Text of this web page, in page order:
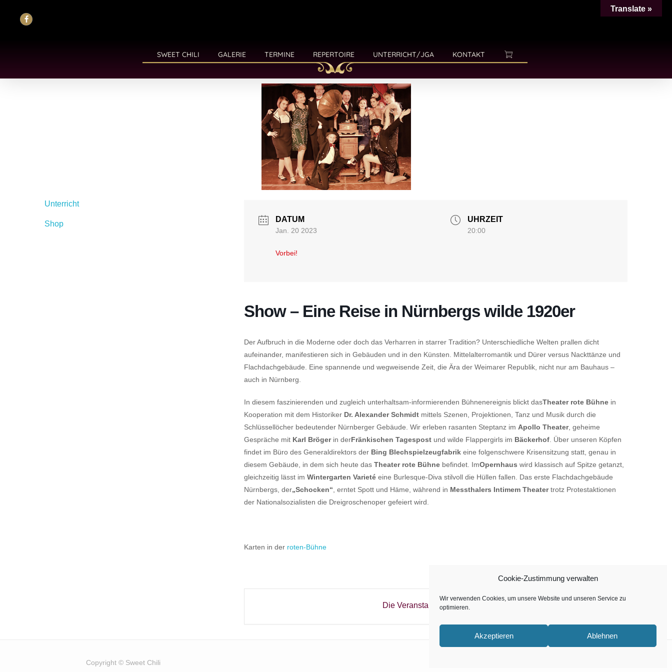
Cookie-Zustimmung verwalten
Wir verwenden Cookies, um unsere Website und unseren Service zu
optimieren.
Akzeptieren Ablehnen
SWEET CHILI GALERIE TERMINE REPERTOIRE UNTERRICHT/JGA KONTAKT
Unterricht
Shop
DATUM
Jan. 20 2023
Vorbei!
UHRZEIT
20:00
Show – Eine Reise in Nürnbergs wilde 1920er
Der Aufbruch in die Moderne oder doch das Verharren in starrer Tradition? Unterschiedliche Welten prallen dicht
aufeinander, manifestieren sich in Gebäuden und in den Künsten. Mittelalterromantik und Dürer versus Nackt­tänze und
Flachdachgebäude. Eine spannende und wegweisende Zeit, die Ära der Weimarer Republik, nicht nur am Bauhaus –
auch in Nürnberg.
In diesem faszinierenden und zugleich unterhaltsam-informierenden Bühnenereignis blickt dasTheater rote Bühnein
Kooperation mit dem Historiker Dr. Alexander Schmidtmittels Szenen, Projektionen, Tanz und Musik durch die
Schlüssellöcher bedeutender Nürnberger Gebäude. Wir erleben rasanten Steptanz im Apollo Theater, geheime
Gespräche mit Karl Brögerin derFränkischen Tagespostund wilde Flappergirls im Bäckerhof. Über unseren Köpfen
findet im Büro des Generaldirektors der Bing Blechspielzeugfabrikeine folgenschwere Krisensitzung statt, genau in
diesem Gebäude, in dem sich heute das Theater rote Bühnebefindet. ImOpernhaus wird klassisch auf Spitze getanzt,
gleichzeitig lässt im Wintergarten Varietéeine Burlesque-Diva stilvoll die Hüllen fallen. Das erste Flachdachgebäude
Nürnbergs, der„Schocken“ , erntet Spott und Häme, während in Messthalers Intimem Theatertrotz Protestaktionen
der Nationalsozialisten die Dreigroschenoper gefeiert wird.
Karten in der roten-Bühne
Die Veranstaltung ist beendet.
Copyright © Sweet Chili
Translate »